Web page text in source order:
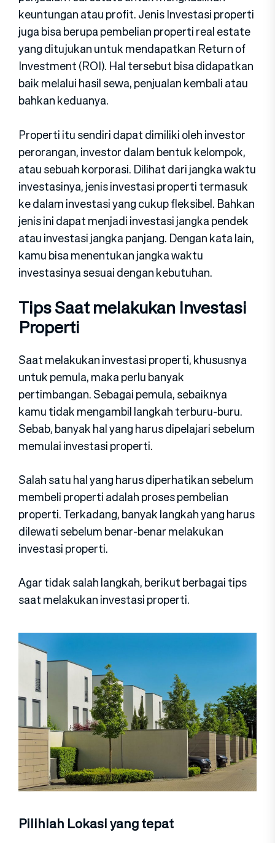
keuntungan atau profit. Jenis Investasi properti
juga bisa berupa pembelian properti real estate
yang ditujukan untuk mendapatkan Return of
Investment (ROI). Hal tersebut bisa didapatkan
baik melalui hasil sewa, penjualan kembali atau
bahkan keduanya.
Properti itu sendiri dapat dimiliki oleh investor
perorangan, investor dalam bentuk kelompok,
atau sebuah korporasi. Dilihat dari jangka waktu
investasinya, jenis investasi properti termasuk
ke dalam investasi yang cukup fleksibel. Bahkan
jenis ini dapat menjadi investasi jangka pendek
atau investasi jangka panjang. Dengan kata lain,
kamu bisa menentukan jangka waktu
investasinya sesuai dengan kebutuhan.
Tips Saat melakukan Investasi
Properti
Saat melakukan investasi properti, khususnya
untuk pemula, maka perlu banyak
pertimbangan. Sebagai pemula, sebaiknya
kamu tidak mengambil langkah terburu-buru.
Sebab, banyak hal yang harus dipelajari sebelum
memulai investasi properti.
Salah satu hal yang harus diperhatikan sebelum
membeli properti adalah proses pembelian
properti. Terkadang, banyak langkah yang harus
dilewati sebelum benar-benar melakukan
investasi properti.
Agar tidak salah langkah, berikut berbagai tips
saat melakukan investasi properti.
Pilihlah Lokasi yang tepat